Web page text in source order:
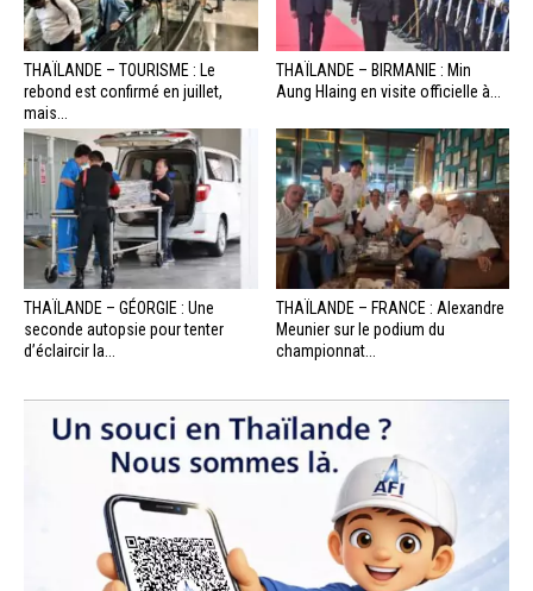
THAÏLANDE – TOURISME : Le
rebond est confirmé en juillet,
mais...
THAÏLANDE – BIRMANIE : Min
Aung Hlaing en visite officielle à...
THAÏLANDE – GÉORGIE : Une
seconde autopsie pour tenter
d’éclaircir la...
THAÏLANDE – FRANCE : Alexandre
Meunier sur le podium du
championnat...